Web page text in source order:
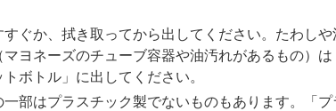
すぐか、拭き取ってから出してください。たわし
ヨネーズのチューブ容器や油汚れがあるもの）
ボトル」に出してください。
一部はプラスチック製でないものもあります。「プ